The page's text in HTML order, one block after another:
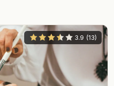
3.9 (13)